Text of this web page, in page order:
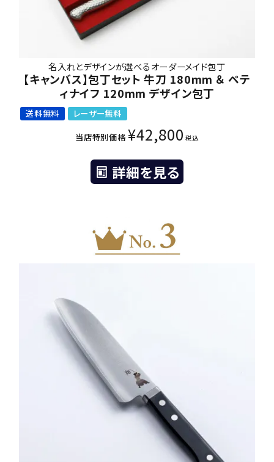
名入れとデザインが選べるオーダーメイド包丁
【キャンバス】包丁セット 牛刀 180mm ＆ ペテ
ィナイフ 120mm デザイン包丁
送料無料 レーザー無料
当店特別価格 ¥42,800 税込
詳細を見る